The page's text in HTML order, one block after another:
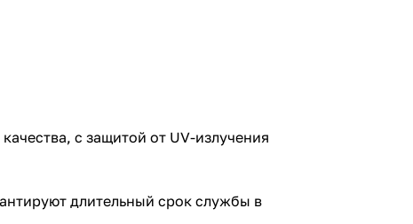
с защитой от UV-излучения
длительный срок службы в